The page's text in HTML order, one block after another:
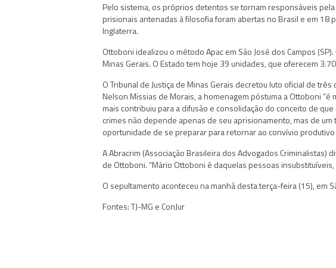
Pelo sistema, os próprios detentos se tornam responsáveis
prisionais antenadas à filosofia foram abertas no Brasil e em 18
Inglaterra.
Ottoboni idealizou o método Apac em São José dos Campos
Minas Gerais. O Estado tem hoje 39 unidades, que oferecem
O Tribunal de Justiça de Minas Gerais decretou luto oficial de
Nelson Missias de Morais, a homenagem póstuma a Ottoboni “é
mais contribuiu para a difusão e consolidação do conceito de
crimes não depende apenas de seu aprisionamento, mas de
oportunidade de se preparar para retornar ao convívio produtivo
A Abracrim (Associação Brasileira dos Advogados Criminalistas)
de Ottoboni. “Mário Ottoboni é daquelas pessoas
O sepultamento aconteceu na manhã desta terça-feira (15), em
Fontes: TJ-MG e ConJur